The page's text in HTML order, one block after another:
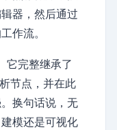
器，然后通过
作流。
它完整继承了
节点，并在此
换句话说，无
模还是可视化